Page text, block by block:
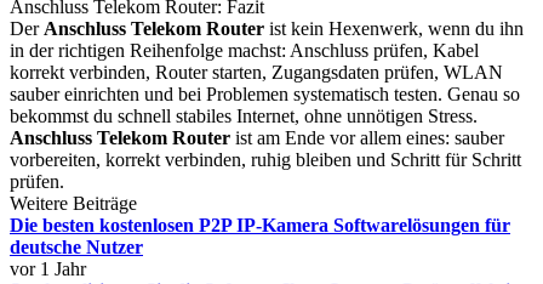
Anschluss Telekom Router: Fazit
Der Anschluss Telekom Router ist kein Hexenwerk, wenn du ihn
in der richtigen Reihenfolge machst: Anschluss prüfen, Kabel
korrekt verbinden, Router starten, Zugangsdaten prüfen, WLAN
sauber einrichten und bei Problemen systematisch testen. Genau so
bekommst du schnell stabiles Internet, ohne unnötigen Stress.
Anschluss Telekom Router ist am Ende vor allem eines: sauber
vorbereiten, korrekt verbinden, ruhig bleiben und Schritt für Schritt
prüfen.
Weitere Beiträge
Die besten kostenlosen P2P IP-Kamera Softwarelösungen für
deutsche Nutzer
vor 1 Jahr